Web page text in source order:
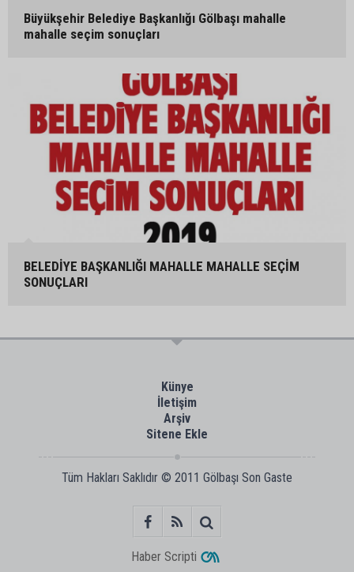
Büyükşehir Belediye Başkanlığı Gölbaşı mahalle
mahalle seçim sonuçları
BELEDİYE BAŞKANLIĞI MAHALLE MAHALLE SEÇİM
SONUÇLARI
Künye
İletişim
Arşiv
Sitene Ekle
Tüm Hakları Saklıdır © 2011 Gölbaşı Son Gaste
Haber Scripti